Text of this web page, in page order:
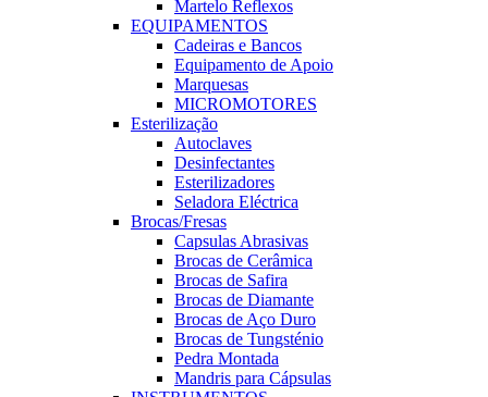
Martelo Reflexos
EQUIPAMENTOS
Cadeiras e Bancos
Equipamento de Apoio
Marquesas
MICROMOTORES
Esterilização
Autoclaves
Desinfectantes
Esterilizadores
Seladora Eléctrica
Brocas/Fresas
Capsulas Abrasivas
Brocas de Cerâmica
Brocas de Safira
Brocas de Diamante
Brocas de Aço Duro
Brocas de Tungsténio
Pedra Montada
Mandris para Cápsulas